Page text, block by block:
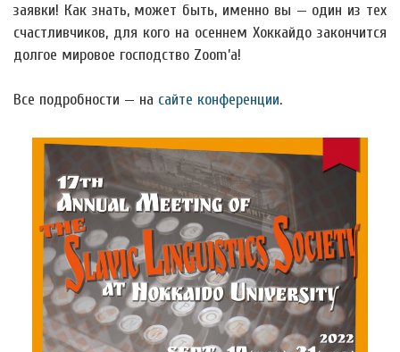
заявки! Как знать, может быть, именно вы — один из тех
счастливчиков, для кого на осеннем Хоккайдо закончится
долгое мировое господство Zoom’а!
Все подробности — на сайте конференции.